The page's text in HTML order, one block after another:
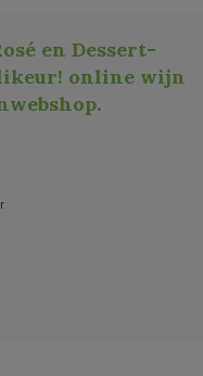
en Dessert-
likeur! online wijn
.